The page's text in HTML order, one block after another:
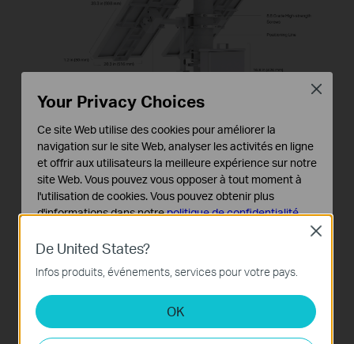
De United States?
Infos produits, événements, services pour votre pays.
OK
Close
Your Privacy Choices
Ce site Web utilise des cookies pour améliorer la
navigation sur le site Web, analyser les activités en ligne
et offrir aux utilisateurs la meilleure expérience sur notre
site Web. Vous pouvez vous opposer à tout moment à
l'utilisation de cookies. Vous pouvez obtenir plus
d'informations dans notrepolitique de confidentialité.
Ces cookies sont nécessaires au fonctionnement du
site Web et ne peuvent pas être désactivés dans vos
Cookies d'analyse et marketing
Les cookies d'analyse nous permettent d'analyser vos
Close